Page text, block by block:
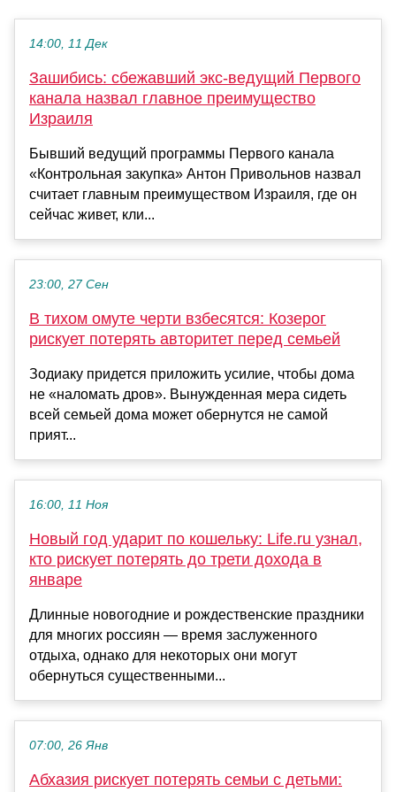
14:00, 11 Дек
Зашибись: сбежавший экс-ведущий Первого
канала назвал главное преимущество
Израиля
Бывший ведущий программы Первого канала
«Контрольная закупка» Антон Привольнов назвал
считает главным преимуществом Израиля, где он
сейчас живет, кли...
23:00, 27 Сен
В тихом омуте черти взбесятся: Козерог
рискует потерять авторитет перед семьей
Зодиаку придется приложить усилие, чтобы дома
не «наломать дров». Вынужденная мера сидеть
всей семьей дома может обернутся не самой
прият...
16:00, 11 Ноя
Новый год ударит по кошельку: Life.ru узнал,
кто рискует потерять до трети дохода в
январе
Длинные новогодние и рождественские праздники
для многих россиян — время заслуженного
отдыха, однако для некоторых они могут
обернуться существенными...
07:00, 26 Янв
Абхазия рискует потерять семьи с детьми: